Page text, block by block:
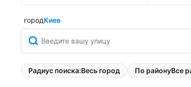
городКиев
Радиус поиска:Весь город По районуВсе